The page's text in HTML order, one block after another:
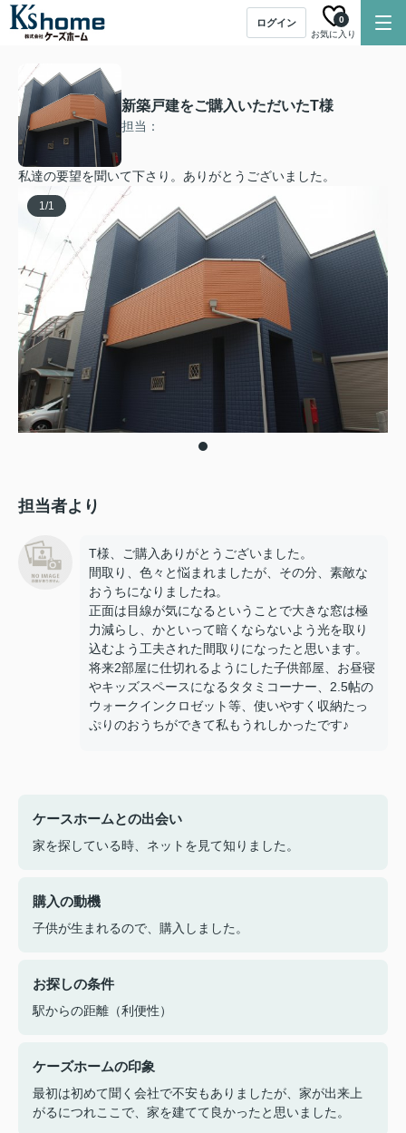
ログイン
お気に入り
0
新築戸建をご購入いただいたT様
担当：
私達の要望を聞いて下さり。ありがとうございました。
1/1
担当者より
T様、ご購入ありがとうございました。
間取り、色々と悩まれましたが、その分、素敵な
おうちになりましたね。
正面は目線が気になるということで大きな窓は極
力減らし、かといって暗くならないよう光を取り
込むよう工夫された間取りになったと思います。
将来2部屋に仕切れるようにした子供部屋、お昼寝
やキッズスペースになるタタミコーナー、2.5帖の
ウォークインクロゼット等、使いやすく収納たっ
ぷりのおうちができて私もうれしかったです♪
ケースホームとの出会い
家を探している時、ネットを見て知りました。
購入の動機
子供が生まれるので、購入しました。
お探しの条件
駅からの距離（利便性）
ケーズホームの印象
最初は初めて聞く会社で不安もありましたが、家が出来上
がるにつれここで、家を建てて良かったと思いました。